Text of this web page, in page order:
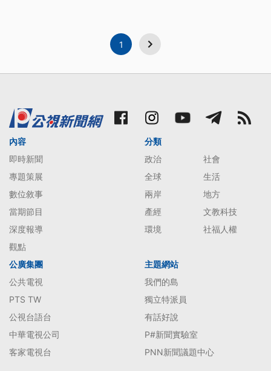
1
內容
即時新聞
專題策展
數位敘事
當期節目
深度報導
觀點
分類
政治
社會
全球
生活
兩岸
地方
產經
文教科技
環境
社福人權
公廣集團
公共電視
PTS TW
公視台語台
中華電視公司
客家電視台
主題網站
我們的島
獨立特派員
有話好說
P#新聞實驗室
PNN新聞議題中心